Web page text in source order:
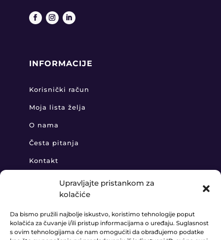
Upravljajte pristankom za
kolačiće
Da bismo pružili najbolje iskustvo, koristimo tehnologije poput
kolačića za čuvanje i/ili pristup informacijama o uređaju. Suglasnost
s ovim tehnologijama će nam omogućiti da obrađujemo podatke
INFORMACIJE
Korisnički račun
Moja lista želja
O nama
Česta pitanja
Kontakt
 +385 91 888 6406